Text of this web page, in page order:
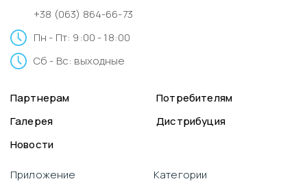
+38 (063) 864-66-73
Пн - Пт: 9:00 - 18:00
Сб - Вс: выходные
Партнерам
Потребителям
Галерея
Дистрибуция
Новости
Приложение
Категории